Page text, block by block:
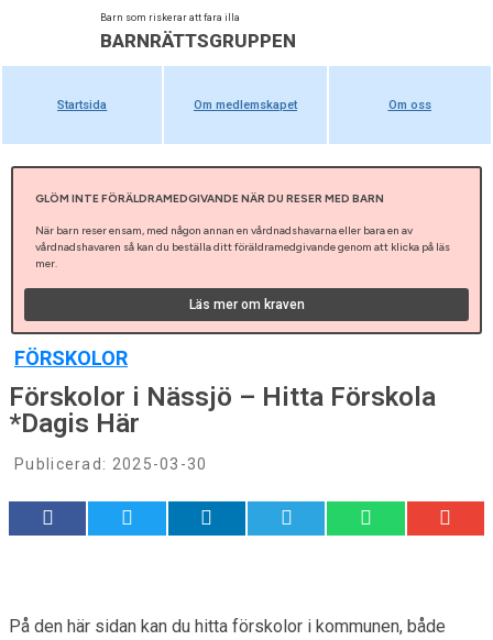
Barn som riskerar att fara illa
BARNRÄTTSGRUPPEN
Startsida Om medlemskapet Om oss
GLÖM INTE FÖRÄLDRAMEDGIVANDE NÄR DU RESER MED BARN
När barn reser ensam, med någon annan en vårdnadshavarna eller bara en av
vårdnadshavaren så kan du beställa ditt föräldramedgivande genom att klicka på läs
mer.
Läs mer om kraven
FÖRSKOLOR
Förskolor i Nässjö – Hitta Förskola
*Dagis Här
Publicerad: 2025-03-30
På den här sidan kan du hitta förskolor i kommunen, både